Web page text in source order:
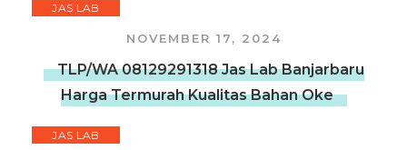
JAS LAB
NOVEMBER 17, 2024
TLP/WA 08129291318 Jas Lab Banjarbaru
Harga Termurah Kualitas Bahan Oke
JAS LAB